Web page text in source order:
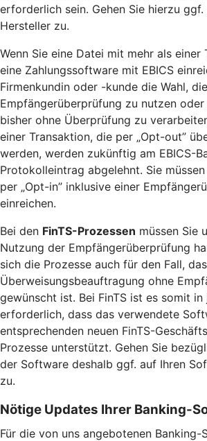
erforderlich sein. Gehen Sie hierzu
Hersteller zu.
Wenn Sie eine Datei mit mehr als einer
eine Zahlungssoftware mit EBICS
Firmenkundin oder -kunde die Wahl, die
Empfängerüberprüfung zu nutzen
bisher ohne Überprüfung zu
einer Transaktion, die per „Opt-out”
werden, werden zukünftig am EBICS-
Protokolleintrag abgelehnt. Sie
per „Opt-in” inklusive einer
einreichen.
Bei den FinTS-Prozessen müssen Sie
Nutzung der Empfängerüberprüfung
sich die Prozesse auch für den Fall,
Überweisungsbeauftragung ohne
gewünscht ist. Bei FinTS ist es somit in
erforderlich, dass das verwendete
entsprechenden neuen FinTS-
Prozesse unterstützt. Gehen Sie
der Software deshalb ggf. auf Ihren
zu.
Nötige Updates Ihrer Banking-
Für die von uns angebotenen